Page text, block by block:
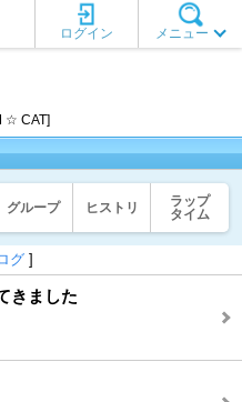
メニュー
ログイン
☆ CAT]
グループ ヒストリ
ラップ
タイム
グ ]
きました